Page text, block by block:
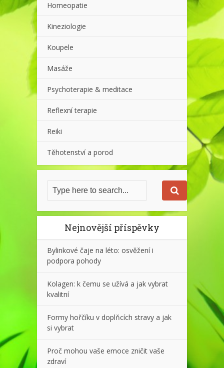
Homeopatie
Kineziologie
Koupele
Masáže
Psychoterapie & meditace
Reflexní terapie
Reiki
Těhotenství a porod
Nejnovější příspěvky
Bylinkové čaje na léto: osvěžení i
podpora pohody
Kolagen: k čemu se užívá a jak vybrat
kvalitní
Formy hořčíku v doplňcích stravy a jak
si vybrat
Proč mohou vaše emoce zničit vaše
zdraví